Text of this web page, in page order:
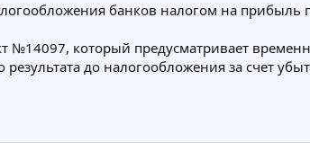
банков налогом на прибыль
который предусматривает
до налогообложения за счет